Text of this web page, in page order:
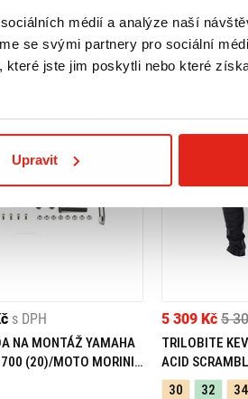
médií a analýze naší
se svými partnery pro sociální
jste jim poskytli nebo které
Upravit
s DPH
NA MONTÁŽ YAMAHA
700 (20)/MOTO MORINI
5
5 309 Kč
TRILOBITE
ACID
30
32 34